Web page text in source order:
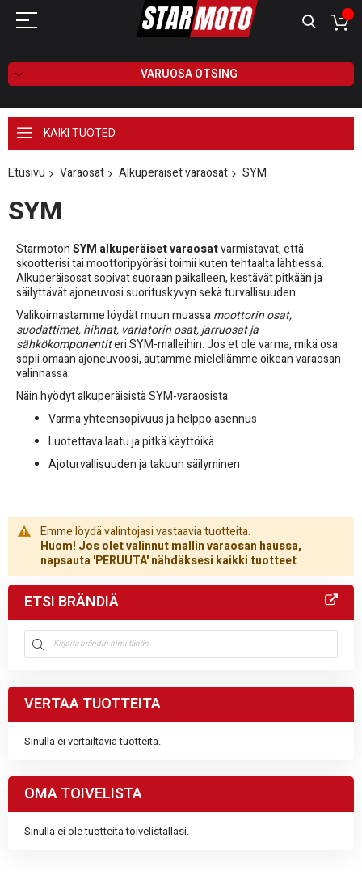
VARUOSA OTSING
KAIKI TUOTED
Etusivu Varaosat Alkuperäiset varaosat SYM
SYM
StarmotonSYM alkuperäiset varaosatvarmistavat, että
skootterisi tai moottoripyöräsi toimii kuten tehtaalta lähtiessä.
Alkuperäisosat sopivat suoraan paikalleen, kestävät pitkään ja
säilyttävät ajoneuvosi suorituskyvyn sekä turvallisuuden.
Valikoimastamme löydät muun muassamoottorin osat,
suodattimet, hihnat, variatorin osat, jarruosat ja
sähkökomponentiteri SYM-malleihin. Jos et ole varma, mikä osa
sopii omaan ajoneuvoosi, autamme mielellämme oikean varaosan
valinnassa.
Näin hyödyt alkuperäisistä SYM-varaosista:
Varma yhteensopivuus ja helppo asennus
Luotettava laatu ja pitkä käyttöikä
Ajoturvallisuuden ja takuun säilyminen
Emme löydä valintojasi vastaavia tuotteita.
Huom! Jos olet valinnut mallin varaosan haussa,
napsauta 'PERUUTA' nähdäksesi kaikki tuotteet
ETSI BRÄNDIÄ
VERTAA TUOTTEITA
Sinulla ei vertailtavia tuotteita.
OMA TOIVELISTA
Sinulla ei ole tuotteita toivelistallasi.